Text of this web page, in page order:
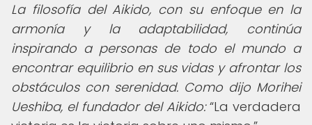
La filosofía del Aikido, con su enfoque en la
armonía y la adaptabilidad, continúa
inspirando a personas de todo el mundo a
encontrar equilibrio en sus vidas y afrontar los
obstáculos con serenidad. Como dijo Morihei
Ueshiba, el fundador del Aikido: La verdadera